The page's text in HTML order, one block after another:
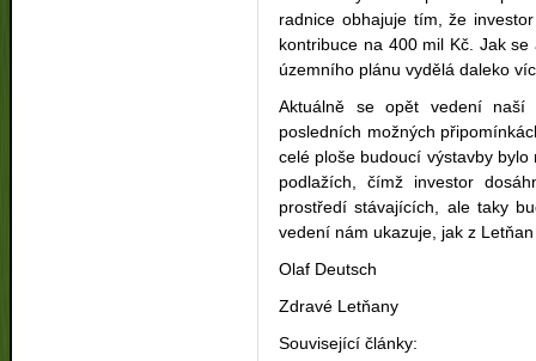
radnice obhajuje tím, že
kontribuce na 400 mil Kč. Jak
územního plánu vydělá daleko
Aktuálně se opět vedení naší
posledních možných
celé ploše budoucí výstavby
podlažích, čímž investor
prostředí stávajících, ale taky
vedení nám ukazuje, jak z
Olaf Deutsch
Zdravé Letňany
Související články: